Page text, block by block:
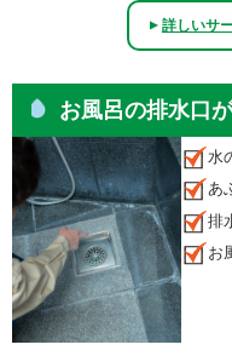
▲詳しいサ
お風呂の排水口
水
あ
排
お